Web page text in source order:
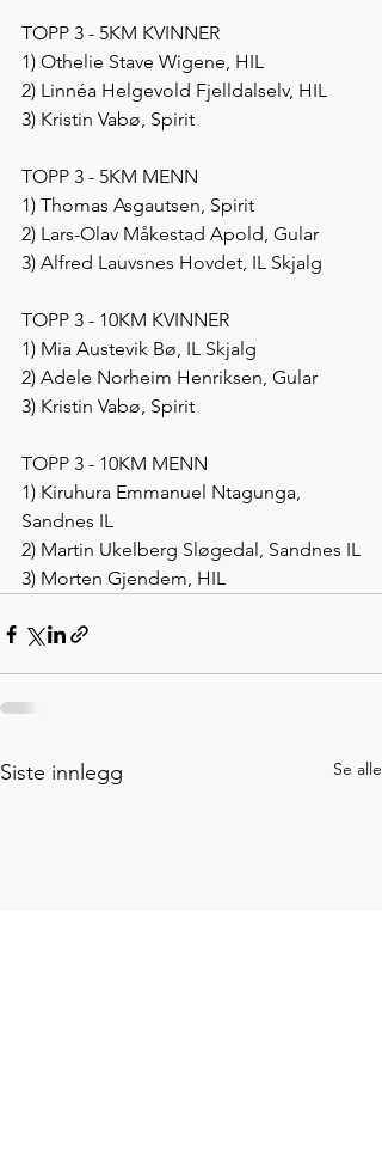
TOPP 3 - 5KM KVINNER
1) Othelie Stave Wigene, HIL
2) Linnéa Helgevold Fjelldalselv, HIL
3) Kristin Vabø, Spirit
TOPP 3 - 5KM MENN
1) Thomas Asgautsen, Spirit
2) Lars-Olav Måkestad Apold, Gular
3) Alfred Lauvsnes Hovdet, IL Skjalg
TOPP 3 - 10KM KVINNER
1) Mia Austevik Bø, IL Skjalg
2) Adele Norheim Henriksen, Gular
3) Kristin Vabø, Spirit
TOPP 3 - 10KM MENN
1) Kiruhura Emmanuel Ntagunga,
Sandnes IL
2) Martin Ukelberg Sløgedal, Sandnes IL
3) Morten Gjendem, HIL
Siste innlegg Se alle